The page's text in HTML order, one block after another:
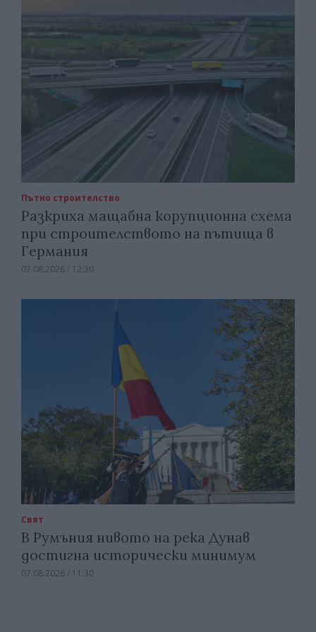
Пътно строителство
Разкриха мащабна корупционна схема
при строителството на пътища в
Германия
07.08.2026 / 12:30
Свят
В Румъния нивото на река Дунав
достигна исторически минимум
07.08.2026 / 11:30